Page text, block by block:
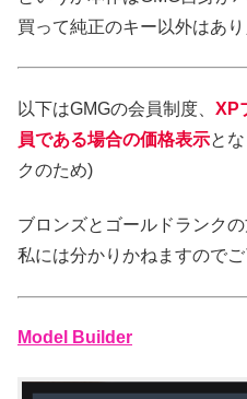
買って純正のキー以外はあ
以下はGMGの会員制度、 XP
員である場合の価格表示とな
クのため)
ブロンズとゴールドランク
私には分かりかねますので
Model Builder